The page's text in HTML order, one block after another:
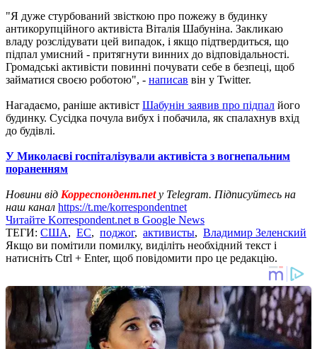
"Я дуже стурбований звісткою про пожежу в будинку
антикорупційного активіста Віталія Шабуніна. Закликаю
владу розслідувати цей випадок, і якщо підтвердиться, що
підпал умисний - притягнути винних до відповідальності.
Громадські активісти повинні почувати себе в безпеці, щоб
займатися своєю роботою", - написав він у Twitter.
Нагадаємо, раніше активіст Шабунін заявив про підпал його
будинку. Сусідка почула вибух і побачила, як спалахнув вхід
до будівлі.
У Миколаєві госпіталізували активіста з вогнепальним
пораненням
Новини від Корреспондент.net у Telegram. Підписуйтесь на
наш канал https://t.me/korrespondentnet
Читайте Korrespondent.net в Google News
ТЕГИ: США, ЕС, поджог, активисты, Владимир Зеленский
Якщо ви помітили помилку, виділіть необхідний текст і
натисніть Ctrl + Enter, щоб повідомити про це редакцію.